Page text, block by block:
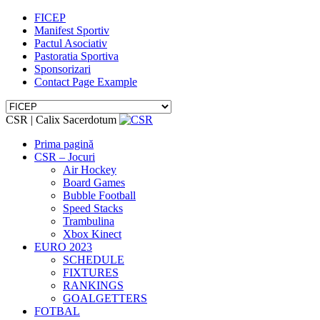
FICEP
Manifest Sportiv
Pactul Asociativ
Pastoratia Sportiva
Sponsorizari
Contact Page Example
CSR | Calix Sacerdotum
Prima pagină
CSR – Jocuri
Air Hockey
Board Games
Bubble Football
Speed Stacks
Trambulina
Xbox Kinect
EURO 2023
SCHEDULE
FIXTURES
RANKINGS
GOALGETTERS
FOTBAL